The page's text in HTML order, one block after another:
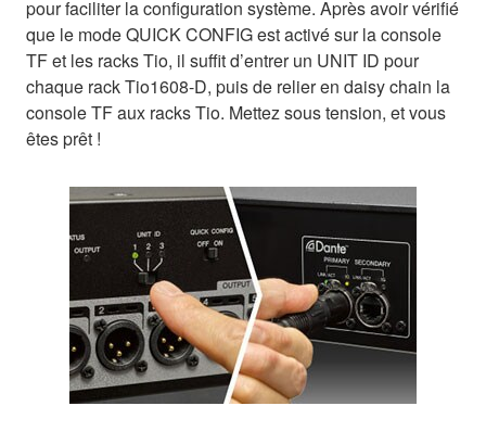
pour faciliter la configuration système. Après avoir vérifié
que le mode QUICK CONFIG est activé sur la console
TF et les racks Tio, il suffit d’entrer un UNIT ID pour
chaque rack Tio1608-D, puis de relier en daisy chain la
console TF aux racks Tio. Mettez sous tension, et vous
êtes prêt !